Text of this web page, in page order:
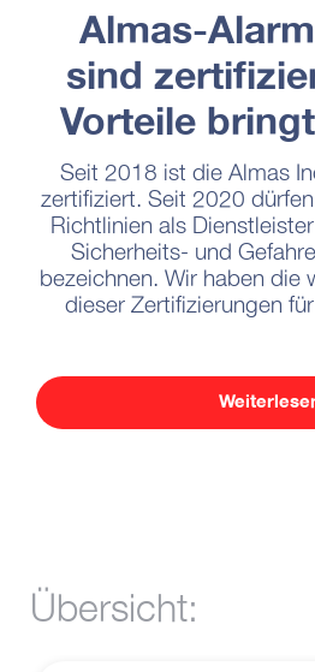
Almas-
sind
Vorteile
Seit 2018 ist die Almas
zertifiziert. Seit 2020
Richtlinien als
Sicherheits- und
bezeichnen. Wir haben die
dieser Zertifizierungen
Übersicht: